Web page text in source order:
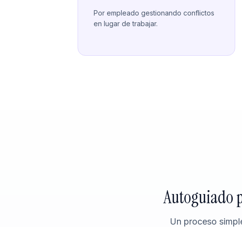
Por empleado gestionando conflictos
en lugar de trabajar.
Autoguiado
Un proceso